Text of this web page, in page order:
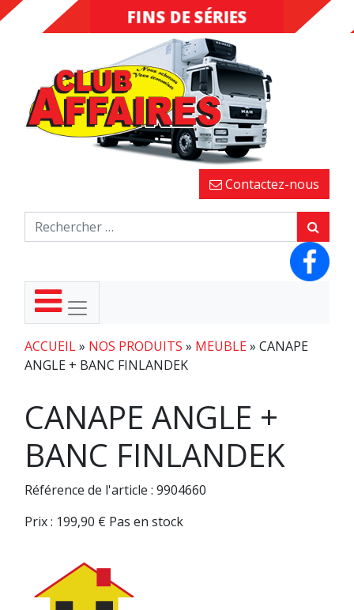
FINS DE
SÉRIES
INVENDUS
Contactez-nous
ACCUEIL» NOS PRODUITS » MEUBLE» CANAPE
ANGLE + BANC FINLANDEK
CANAPE ANGLE +
BANC FINLANDEK
Référence de l'article : 9904660
Prix : 199,90 € Pas en stock